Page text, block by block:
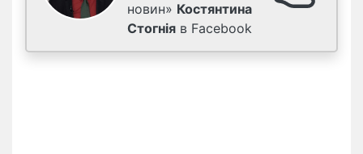
новин» Костянтина
Стогнія в Facebook